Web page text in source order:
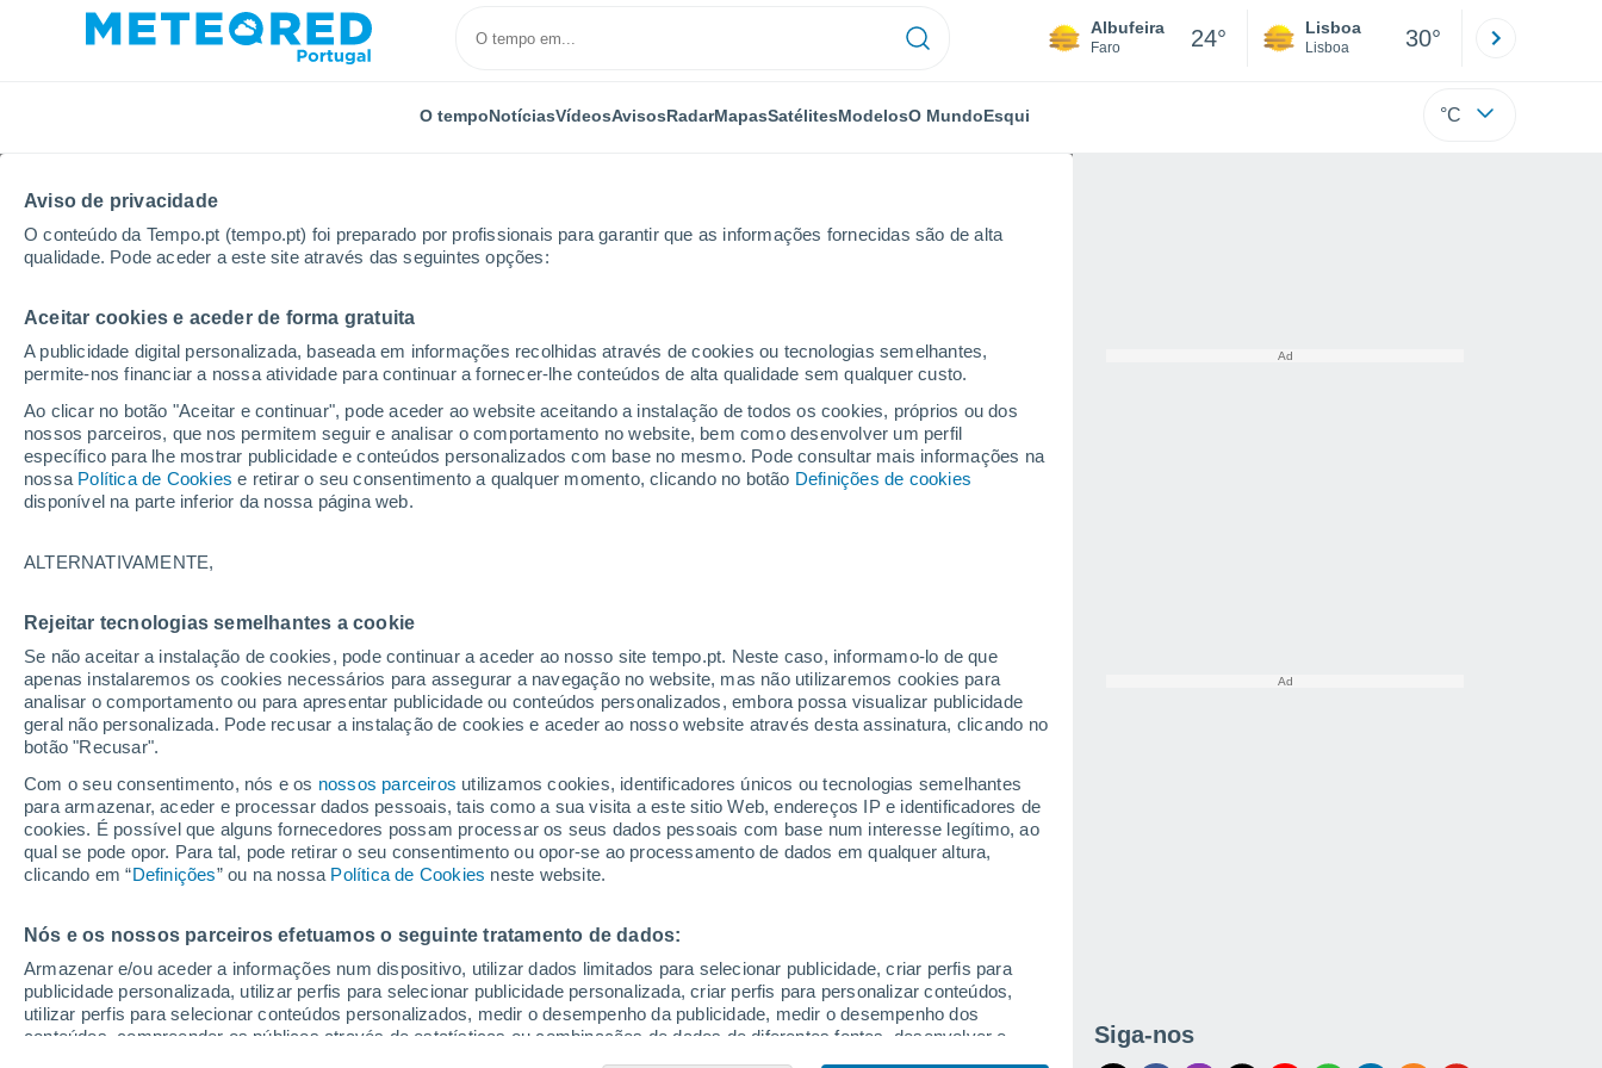
Aviso de privacidade
O conteúdo da Tempo.pt (tempo.pt) foi preparado por profissionais para garantir que as informações fornecidas são de alta
qualidade. Pode aceder a este site através das seguintes opções:
Aceitar cookies e aceder de forma gratuita
A publicidade digital personalizada, baseada em informações recolhidas através de cookies ou tecnologias semelhantes,
permite-nos financiar a nossa atividade para continuar a fornecer-lhe conteúdos de alta qualidade sem qualquer custo.
Ao clicar no botão "Aceitar e continuar", pode aceder ao website aceitando a instalação de todos os cookies, próprios ou dos
nossos parceiros, que nos permitem seguir e analisar o comportamento no website, bem como desenvolver um perfil
específico para lhe mostrar publicidade e conteúdos personalizados com base no mesmo. Pode consultar mais informações na
nossa Política de Cookies e retirar o seu consentimento a qualquer momento, clicando no botão Definições de cookies
disponível na parte inferior da nossa página web.
ALTERNATIVAMENTE,
Rejeitar tecnologias semelhantes a cookie
Se não aceitar a instalação de cookies, pode continuar a aceder ao nosso site tempo.pt. Neste caso, informamo-lo de que
apenas instalaremos os cookies necessários para assegurar a navegação no website, mas não utilizaremos cookies para
analisar o comportamento ou para apresentar publicidade ou conteúdos personalizados, embora possa visualizar publicidade
geral não personalizada. Pode recusar a instalação de cookies e aceder ao nosso website através desta assinatura, clicando no
botão "Recusar".
Com o seu consentimento, nós e os nossos parceiros utilizamos cookies, identificadores únicos ou tecnologias semelhantes
para armazenar, aceder e processar dados pessoais, tais como a sua visita a este sitio Web, endereços IP e identificadores de
cookies. É possível que alguns fornecedores possam processar os seus dados pessoais com base num interesse legítimo, ao
qual se pode opor. Para tal, pode retirar o seu consentimento ou opor-se ao processamento de dados em qualquer altura,
clicando em “Definições” ou na nossa Política de Cookies neste website.
Nós e os nossos parceiros efetuamos o seguinte tratamento de dados:
Armazenar e/ou aceder a informações num dispositivo, utilizar dados limitados para selecionar publicidade, criar perfis para
publicidade personalizada, utilizar perfis para selecionar publicidade personalizada, criar perfis para personalizar conteúdos,
utilizar perfis para selecionar conteúdos personalizados, medir o desempenho da publicidade, medir o desempenho dos
conteúdos, compreender os públicos através de estatísticas ou combinações de dados de diferentes fontes, desenvolver e
Albufeira
Faro 24° Lisboa
Lisboa 30°
O tempoNotíciasVídeosAvisosRadarMapasSatélitesModelosO MundoEsqui °C
Início Estados Unidos Carolina do Norte
O tempo em todos os lugares da Carolina do
Norte
O tempo em todos os lugares da Carolina do Norte
Yadkin
Yadkinville
Yaupon Beach
Youngsville
Z
Zebulon Zirconia
Siga-nos